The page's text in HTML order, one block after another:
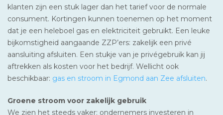
klanten zijn een stuk lager dan het tarief voor de normale
consument. Kortingen kunnen toenemen op het moment
dat je een heleboel gas en elektriciteit gebruikt. Een leuke
bijkomstigheid aangaande ZZP’ers: zakelijk een privé
aansluiting afsluiten. Een stukje van je privégebruik kan jij
aftrekken als kosten voor het bedrijf. Wellicht ook
beschikbaar: gas en stroom in Egmond aan Zee afsluiten.
Groene stroom voor zakelijk gebruik
We zien het steeds vaker: ondernemers investeren in